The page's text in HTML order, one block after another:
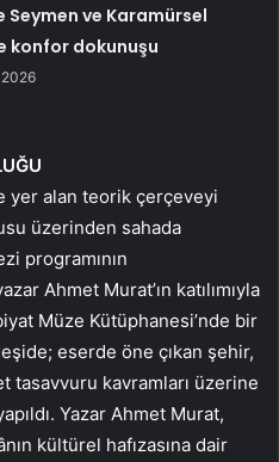
Seymen ve Karamürsel
konfor dokunuşu
yer alan teorik çerçeveyi
üzerinden sahada
programının
Ahmet Murat’ın katılımıyla
Müze Kütüphanesi’nde bir
eserde öne çıkan şehir,
tasavvuru kavramları üzerine
Yazar Ahmet Murat,
kültürel hafızasına dair